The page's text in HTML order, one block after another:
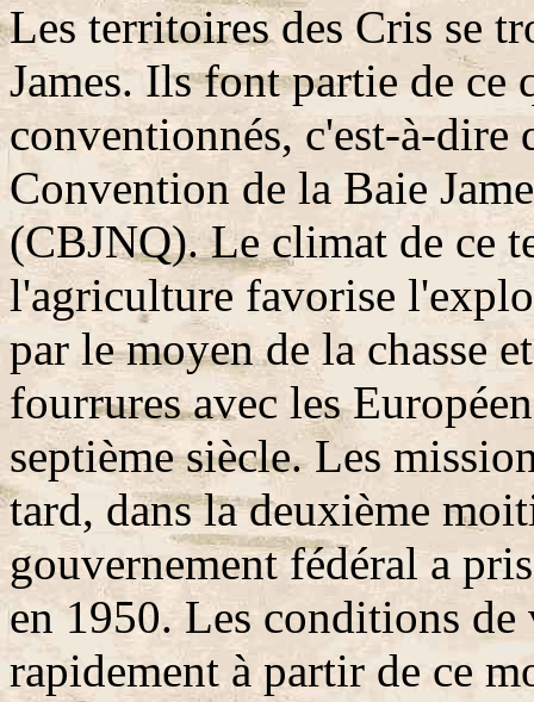
Les territoires des Cris se
James. Ils font partie de ce
conventionnés, c'est-à-dire
Convention de la Baie
(CBJNQ). Le climat de ce
l'agriculture favorise
par le moyen de la chasse
fourrures avec les
septième siècle. Les
tard, dans la deuxième
gouvernement fédéral a
en 1950. Les conditions
rapidement à partir de ce